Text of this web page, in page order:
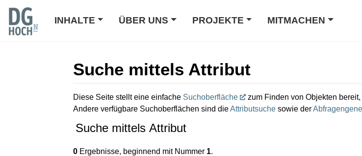
INHALTE ÜBER UNS PROJEKTE MITMACHEN
Suche mittels Attribut
Wechseln zu:Navigation,Suche
Diese Seite stellt eine einfache Suchoberfläche
zum Finden von Objekten
Andere verfügbare Suchoberflächen sind dieAttributsuche sowie der
Suche mittels Attribut
0 Ergebnisse, beginnend mit Nummer 1.